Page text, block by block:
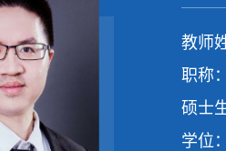
教师
职称
硕士
学位